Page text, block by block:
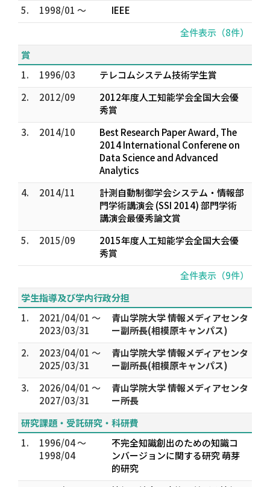
5. 1998/01 ～
IEEE
全件表示（8件）
賞
1.
1996/03
テレコムシステム技術学生賞
2.
2012/09
2012年度人工知能学会全国大会優
秀賞
3.
2014/10
Best Research Paper Award, The
2014 International Conferene on
Data Science and Advanced
Analytics
4.
2014/11
計測自動制御学会システム・情報部
門学術講演会 (SSI 2014) 部門学術
講演会最優秀論文賞
5.
2015/09
2015年度人工知能学会全国大会優
秀賞
全件表示（9件）
学生指導及び学内行政分担
1.
2021/04/01 ～
2023/03/31
青山学院大学 情報メディアセンタ
ー副所長(相模原キャンパス)
2.
2023/04/01 ～
2025/03/31
青山学院大学 情報メディアセンタ
ー副所長(相模原キャンパス)
3.
2026/04/01 ～
2027/03/31
青山学院大学 情報メディアセンタ
ー所長
研究課題・受託研究・科研費
1.
1996/04 ～
1998/04
不完全知識創出のための知識コ
ンバージョンに関する研究 萌芽
的研究